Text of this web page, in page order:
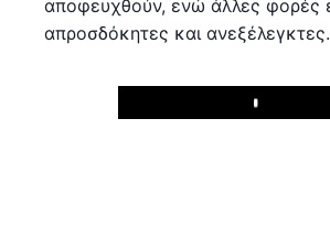
αποφευχθούν, ενώ άλλες φορές
απροσδόκητες και ανεξέλεγκτες.
Play